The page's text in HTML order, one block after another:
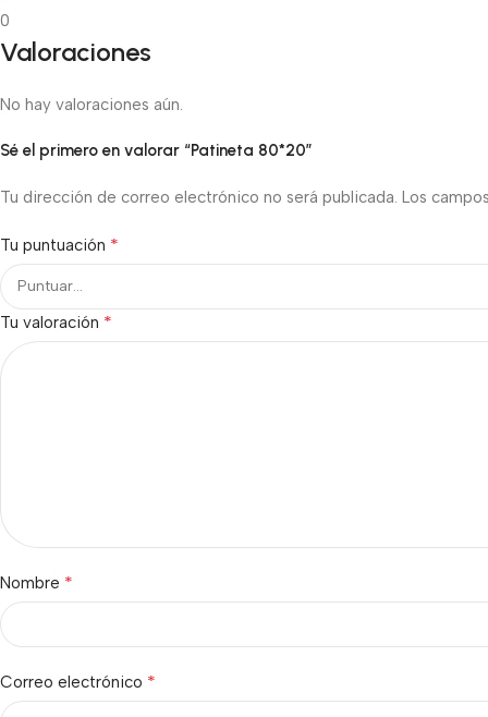
0
Valoraciones
No hay valoraciones aún.
Sé el primero en valorar “Patineta 80*20”
Tu dirección de correo electrónico no será publicada. Los
Tu puntuación *
Tu valoración *
Nombre *
Correo electrónico *